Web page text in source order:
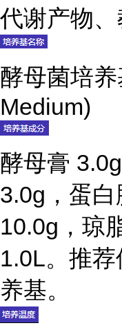
代谢产物、
酵母菌培
Medium)
酵母膏
3.0g，蛋
10.0g，琼
1.0L。推
养基。